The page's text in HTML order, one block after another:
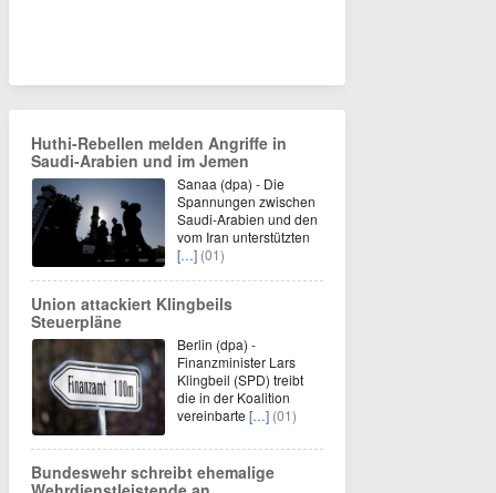
Huthi-Rebellen melden Angriffe in
Saudi-Arabien und im Jemen
Sanaa (dpa) - Die
Spannungen zwischen
Saudi-Arabien und den
vom Iran unterstützten
[…] (01)
Union attackiert Klingbeils
Steuerpläne
Berlin (dpa) -
Finanzminister Lars
Klingbeil (SPD) treibt
die in der Koalition
vereinbarte […] (01)
Bundeswehr schreibt ehemalige